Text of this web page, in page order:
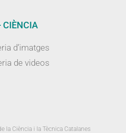
CIÈNCIA
d’imatges
de videos
la Ciència i la Tècnica Catalanes